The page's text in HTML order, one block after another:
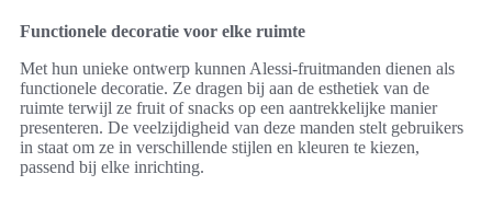
Functionele decoratie voor elke ruimte
Met hun unieke ontwerp kunnen Alessi-fruitmanden dienen als
functionele decoratie. Ze dragen bij aan de esthetiek van de
ruimte terwijl ze fruit of snacks op een aantrekkelijke manier
presenteren. De veelzijdigheid van deze manden stelt gebruikers
in staat om ze in verschillende stijlen en kleuren te kiezen,
passend bij elke inrichting.